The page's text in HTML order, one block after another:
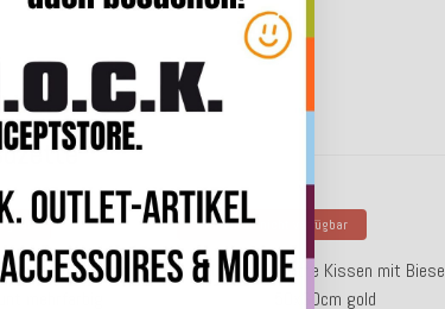
Kissen mit Biese
Momentan nicht verfügbar
H.O.C.K. Suzette Kissen mit Biese
50x30cm gold